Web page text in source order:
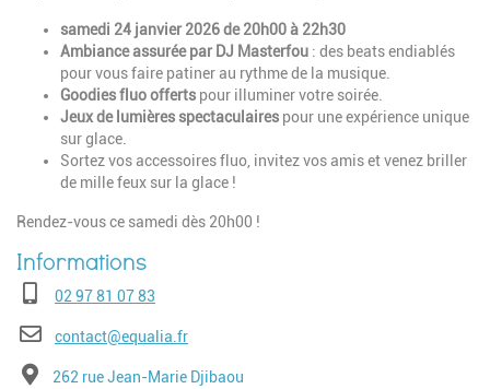
samedi 24 janvier 2026 de 20h00 à 22h30
Ambiance assurée par DJ Masterfou : des beats endiablés
pour vous faire patiner au rythme de la musique.
Goodies fluo offerts pour illuminer votre soirée.
Jeux de lumières spectaculaires pour une expérience unique
sur glace.
Sortez vos accessoires fluo, invitez vos amis et venez briller
de mille feux sur la glace !
Rendez-vous ce samedi dès 20h00 !
Téléphone02 97 81 07 83
E-mailcontact@equalia.fr
Adresse262 rue Jean-Marie Djibaou